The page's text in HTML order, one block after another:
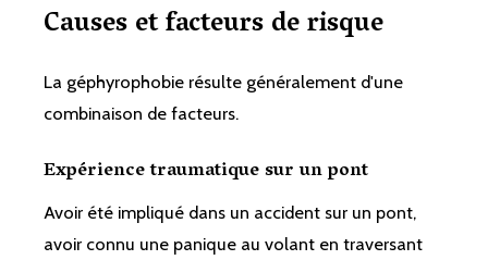
Causes et facteurs de risque
La géphyrophobie résulte généralement d'une
combinaison de facteurs.
Expérience traumatique sur un pont
Avoir été impliqué dans un accident sur un pont,
avoir connu une panique au volant en traversant